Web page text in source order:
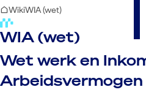
WikiWIA (wet)
WIA (wet)
Wet werk en
Arbeidsvermogen